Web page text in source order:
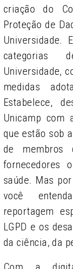
criação do
Proteção de
Universidade.
categorias
Universidade,
medidas
Estabelece,
Unicamp com
que estão sob
de membros
fornecedores
saúde. Mas
você
reportagem
LGPD e os
da ciência, da